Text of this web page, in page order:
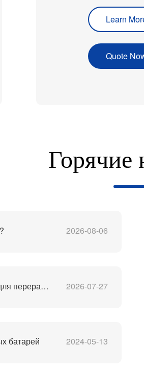
Learn
Quote
Горячие
2026-08-06
Лучший в Китае производитель оборудования для переработки литий-ионных аккумуляторов 2026-07-27
батарей 2024-05-13